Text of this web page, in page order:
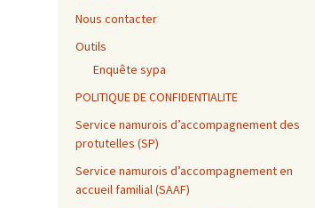
Nous contacter
Outils
Enquête sypa
POLITIQUE DE CONFIDENTIALITE
Service namurois d’accompagnement des
protutelles (SP)
Service namurois d’accompagnement en
accueil familial (SAAF)